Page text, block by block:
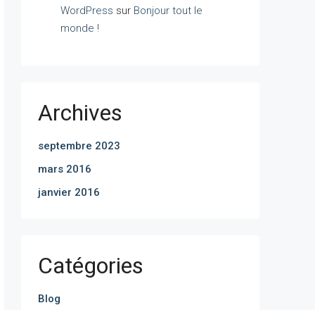
WordPress sur Bonjour tout le
monde !
Archives
septembre 2023
mars 2016
janvier 2016
Catégories
Blog